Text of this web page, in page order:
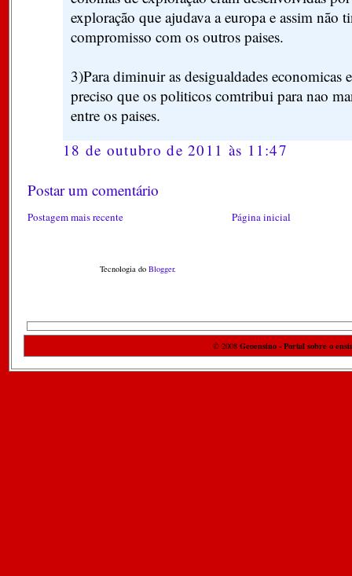
exploração que ajudava a europa e assim não
compromisso com os outros paises.
3)Para diminuir as desigualdades economicas
preciso que os politicos comtribui para nao
entre os paises.
18 de outubro de 2011 às 11:47
Postar um comentário
Postagem mais recente Página inicial
Tecnologia do Blogger.
© 2008 Geoensino - Portal sobre o